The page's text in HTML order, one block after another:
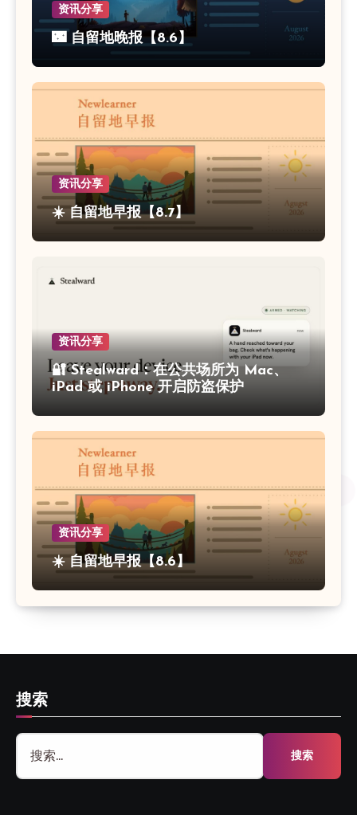
资讯分享
🌃 自留地晚报【8.6】
资讯分享
☀️ 自留地早报【8.7】
资讯分享
🔐 Stealward：在公共场所为 Mac、
iPad 或 iPhone 开启防盗保护
资讯分享
☀️ 自留地早报【8.6】
搜索
搜
索：